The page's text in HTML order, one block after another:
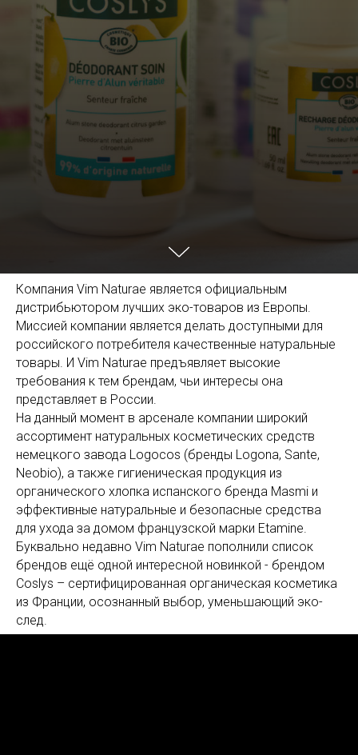
Компания Vim Naturae является официальным
дистрибьютором лучших эко-товаров из Европы.
Миссией компании является делать доступными для
российского потребителя качественные натуральные
товары. И Vim Naturae предъявляет высокие
требования к тем брендам, чьи интересы она
представляет в России.
На данный момент в арсенале компании широкий
ассортимент натуральных косметических средств
немецкого завода Logocos (бренды Logona, Sante,
Neobio), а также гигиеническая продукция из
органического хлопка испанского бренда Masmi и
эффективные натуральные и безопасные средства
для ухода за домом французской марки Etamine.
Буквально недавно Vim Naturae пополнили список
брендов ещё одной интересной новинкой - брендом
Coslys – сертифицированная органическая косметика
из Франции, осознанный выбор, уменьшающий эко-
след.